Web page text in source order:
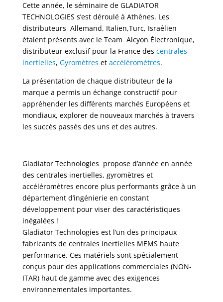
Cette année, le séminaire de GLADIATOR
TECHNOLOGIES s’est déroulé à Athènes. Les
distributeurs Allemand, Italien,Turc, Israélien
étaient présents avec le Team Alcyon Électronique,
distributeur exclusif pour la France des centrales
inertielles, Gyromètres et accéléromètres.
La présentation de chaque distributeur de la
marque a permis un échange constructif pour
appréhender les différents marchés Européens et
mondiaux, explorer de nouveaux marchés à travers
les succès passés des uns et des autres.
Gladiator Technologies propose d’année en année
des centrales inertielles, gyromètres et
accéléromètres encore plus performants grâce à un
département d’ingénierie en constant
développement pour viser des caractéristiques
inégalées !
Gladiator Technologies est l’un des principaux
fabricants de centrales inertielles MEMS haute
performance. Ces matériels sont spécialement
conçus pour des applications commerciales (NON-
ITAR) haut de gamme avec des exigences
environnementales importantes.